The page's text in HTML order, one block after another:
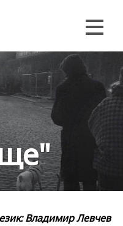
Владимир Левчев